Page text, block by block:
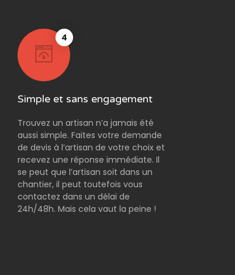
4
Simple et sans engagement
Trouvez un artisan n’a jamais été
aussi simple. Faites votre demande
de devis à l’artisan de votre choix et
recevez une réponse immédiate. Il
se peut que l’artisan soit dans un
chantier, il peut toutefois vous
contactez dans un délai de
24h/48h. Mais cela vaut la peine !